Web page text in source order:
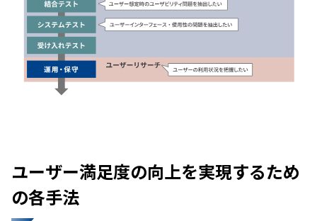
ユーザー満足度の向上を実現するため
の各手法